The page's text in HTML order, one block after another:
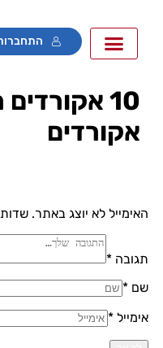
התחברות
10 אקורדים
אקורדים
לא יוצג באתר. שדות
*
*
*